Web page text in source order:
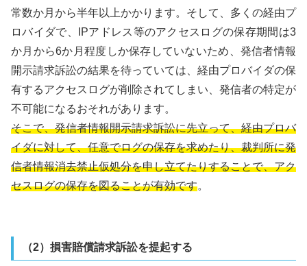
常数か月から半年以上かかります。そして、多くの経由プ
ロバイダで、IPアドレス等のアクセスログの保存期間は3
か月から6か月程度しか保存していないため、発信者情報
開示請求訴訟の結果を待っていては、経由プロバイダの保
有するアクセスログが削除されてしまい、発信者の特定が
不可能になるおそれがあります。
そこで、発信者情報開示請求訴訟に先立って、経由プロバ
イダに対して、任意でログの保存を求めたり、裁判所に発
信者情報消去禁止仮処分を申し立てたりすることで、アク
セスログの保存を図ることが有効です。
（2）損害賠償請求訴訟を提起する